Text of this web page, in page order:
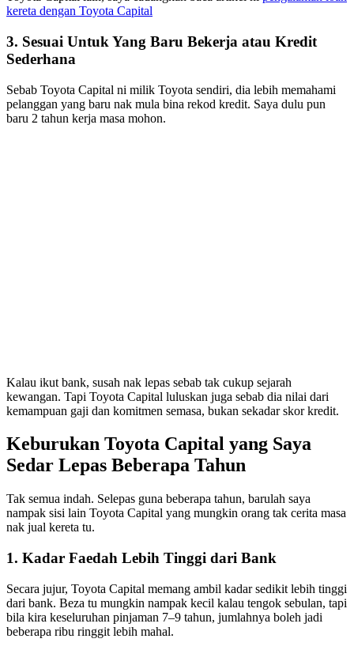
kereta dengan Toyota Capital
3. Sesuai Untuk Yang Baru Bekerja atau Kredit
Sederhana
Sebab Toyota Capital ni milik Toyota sendiri, dia lebih memahami
pelanggan yang baru nak mula bina rekod kredit. Saya dulu pun
baru 2 tahun kerja masa mohon.
Kalau ikut bank, susah nak lepas sebab tak cukup sejarah
kewangan. Tapi Toyota Capital luluskan juga sebab dia nilai dari
kemampuan gaji dan komitmen semasa, bukan sekadar skor kredit.
Keburukan Toyota Capital yang Saya
Sedar Lepas Beberapa Tahun
Tak semua indah. Selepas guna beberapa tahun, barulah saya
nampak sisi lain Toyota Capital yang mungkin orang tak cerita masa
nak jual kereta tu.
1. Kadar Faedah Lebih Tinggi dari Bank
Secara jujur, Toyota Capital memang ambil kadar sedikit lebih tinggi
dari bank. Beza tu mungkin nampak kecil kalau tengok sebulan, tapi
bila kira keseluruhan pinjaman 7–9 tahun, jumlahnya boleh jadi
beberapa ribu ringgit lebih mahal.